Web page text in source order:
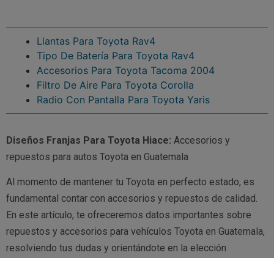
Llantas Para Toyota Rav4
Tipo De Batería Para Toyota Rav4
Accesorios Para Toyota Tacoma 2004
Filtro De Aire Para Toyota Corolla
Radio Con Pantalla Para Toyota Yaris
Diseños Franjas Para Toyota Hiace: Accesorios y
repuestos para autos Toyota en Guatemala
Al momento de mantener tu Toyota en perfecto estado, es
fundamental contar con accesorios y repuestos de calidad.
En este artículo, te ofreceremos datos importantes sobre
repuestos y accesorios para vehículos Toyota en Guatemala,
resolviendo tus dudas y orientándote en la elección